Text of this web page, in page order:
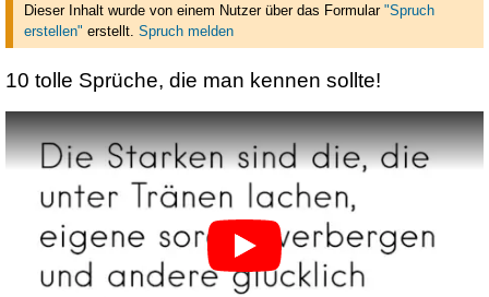
Dieser Inhalt wurde von einem Nutzer über das Formular "Spruch
erstellen" erstellt. Spruch melden
10 tolle Sprüche, die man kennen sollte!